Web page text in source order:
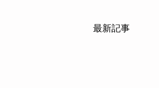
最新記事